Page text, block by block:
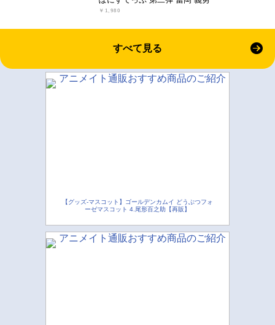
￥1,980
すべて見る
【グッズ-マスコット】ゴールデンカムイ どうぶつフォ
ーゼマスコット 4.尾形百之助【再販】